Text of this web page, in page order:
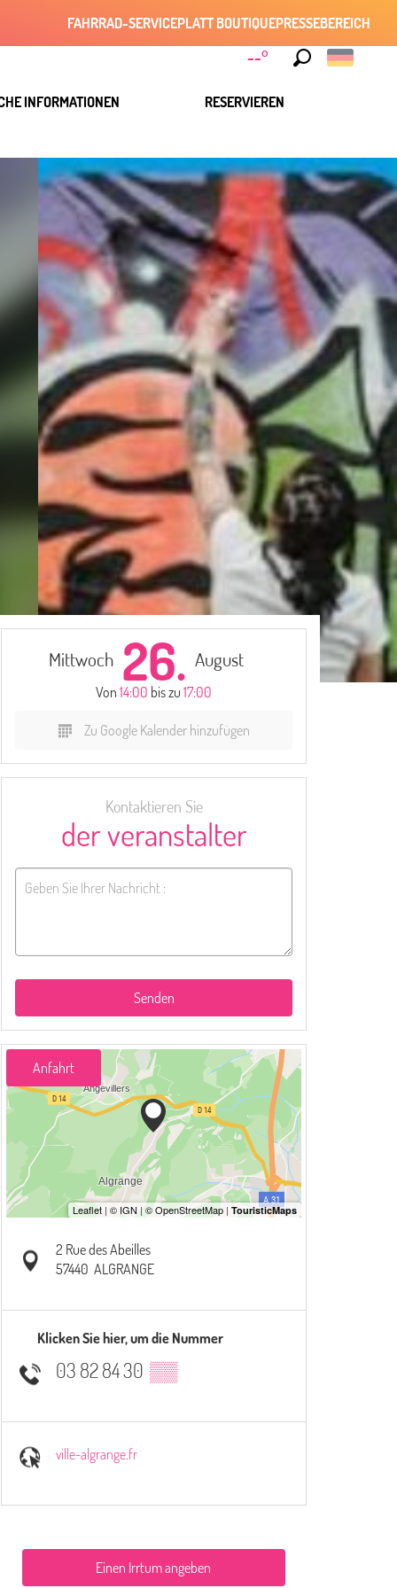
--°
FAHRRAD-SERVICEPLATT BOUTIQUEPRESSEBEREICH
INFORMATIONEN RESERVIEREN
Mittwoch 26. August
Von 14:00 bis zu 17:00
Zu Google Kalender hinzufügen
Kontaktieren Sie
der veranstalter
Senden
Anfahrt
2 Rue des Abeilles
57440 ALGRANGE
Klicken Sie hier, um die Nummer
03 82 84 30 ▒▒
ville-algrange.fr
Einen Irrtum angeben